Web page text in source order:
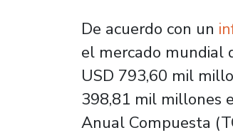
De acuerdo con un
el mercado mundial
USD 793,60 mil
398,81 mil millones
Anual Compuesta